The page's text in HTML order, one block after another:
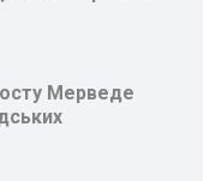
Мерведе